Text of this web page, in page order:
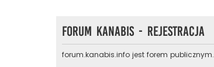
Forum Kanabis - Rejestracja
forum.kanabis.info jest forem publicznym.